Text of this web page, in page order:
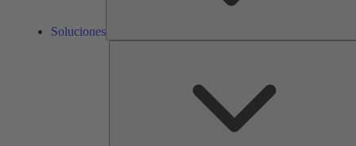
Soluciones